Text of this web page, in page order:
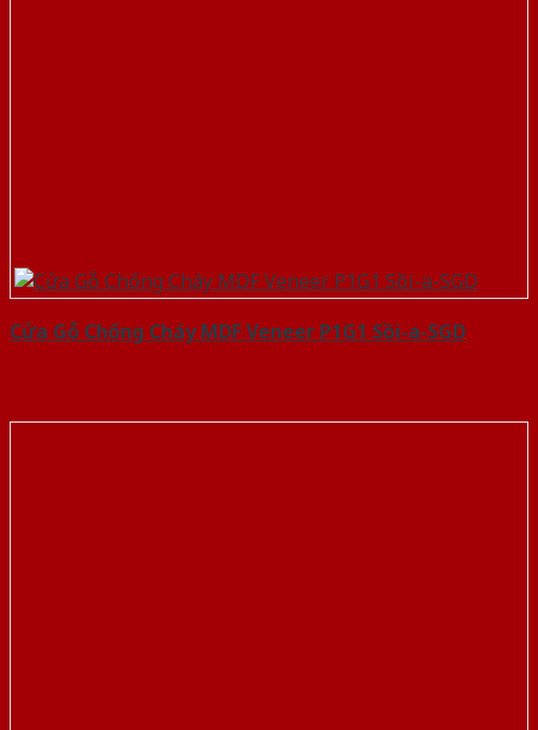
Cửa Gỗ Chống Cháy MDF Veneer P1G1 Sồi-a-SGD